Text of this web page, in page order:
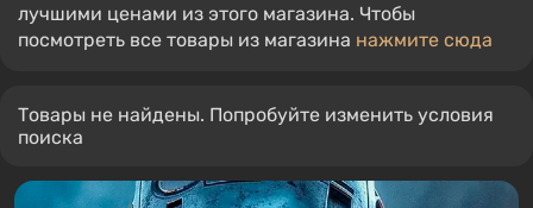
лучшими ценами из этого магазина. Чтобы
посмотреть все товары из магазина нажмите сюда
Товары не найдены. Попробуйте изменить условия
поиска